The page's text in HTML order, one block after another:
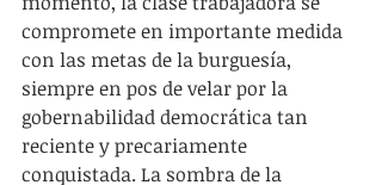
compromete en importante medida
con las metas de la burguesía,
siempre en pos de velar por la
gobernabilidad democrática tan
reciente y precariamente
conquistada. La sombra de la